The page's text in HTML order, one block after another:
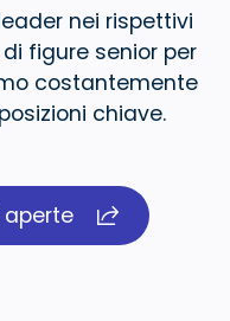
nei rispettivi
di figure senior per
costantemente
chiave.
aperte